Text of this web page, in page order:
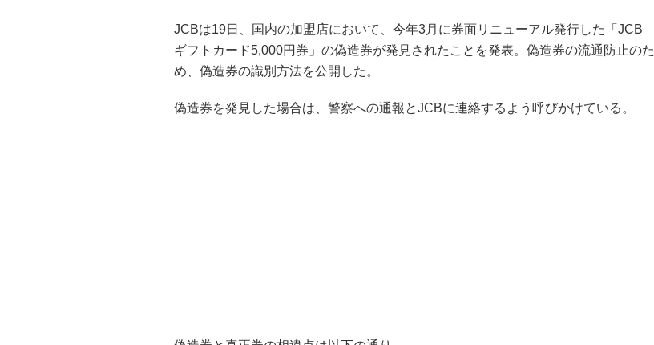
JCBは19日、国内の加盟店において、今年3月に券面リニューアル発行した「JCB
ギフトカード5,000円券」の偽造券が発見されたことを発表。偽造券の流通防止のた
め、偽造券の識別方法を公開した。
偽造券を発見した場合は、警察への通報とJCBに連絡するよう呼びかけている。